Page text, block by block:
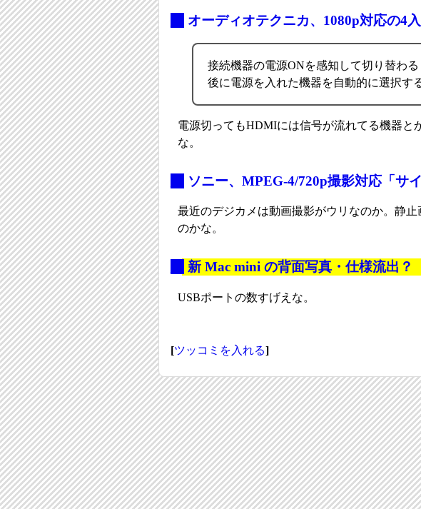
オーディオテクニカ、1080p対応の4
接続機器の電源ONを感知して切り替わ
後に電源を入れた機器を自動的に選択す
電源切ってもHDMIには信号が流れてる機器と
な。
ソニー、MPEG-4/720p撮影対応「サ
最近のデジカメは動画撮影がウリなのか。静
のかな。
新 Mac mini の背面写真・仕様流出？
USBポートの数すげえな。
[ツッコミを入れる]